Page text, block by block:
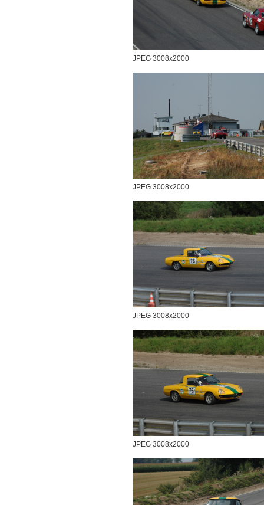
JPEG 3008x2000
JPEG 3008x2000
JPEG 3008x2000
JPEG 3008x2000